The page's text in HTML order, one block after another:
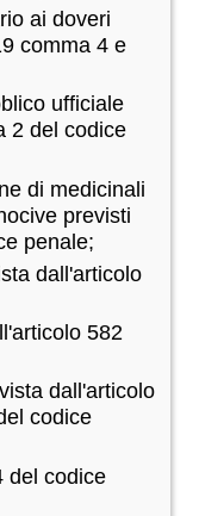
ai doveri
comma 4 e
ufficiale
2 del codice
di medicinali
previsti
penale;
dall'articolo
582
dall'articolo
codice
del codice